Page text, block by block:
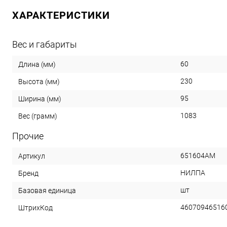
ХАРАКТЕРИСТИКИ
Вес и габариты
Длина (мм) 60
Высота (мм) 230
Ширина (мм) 95
Вес (грамм) 1083
Прочие
Артикул 651604АМ
Бренд НИЛПА
Базовая единица шт
ШтрихКод